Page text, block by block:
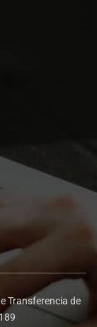
Transferencia de